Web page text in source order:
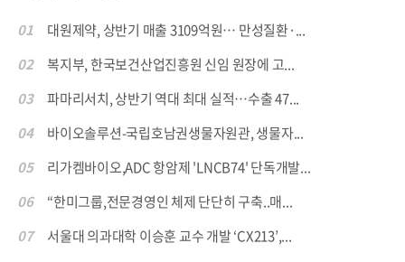
01
대원제약, 상반기 매출 3109억원… 만성질환·...
02
복지부, 한국보건산업진흥원 신임 원장에 고...
03
파마리서치, 상반기 역대 최대 실적…수출 47...
04
바이오솔루션-국립호남권생물자원관, 생물자...
05
리가켐바이오,ADC 항암제 'LNCB74' 단독개발...
06
“한미그룹,전문경영인 체제 단단히 구축..매...
07
서울대 의과대학 이승훈 교수 개발 ‘CX213’,...